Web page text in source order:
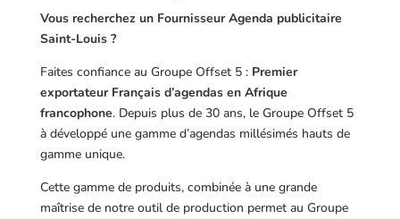
Vous recherchez un Fournisseur Agenda publicitaire
Saint-Louis ?
Faites confiance au Groupe Offset 5 : Premier
exportateur Français d’agendas en Afrique
francophone. Depuis plus de 30 ans, le Groupe Offset 5
à développé une gamme d’agendas millésimés hauts de
gamme unique.
Cette gamme de produits, combinée à une grande
maîtrise de notre outil de production permet au Groupe